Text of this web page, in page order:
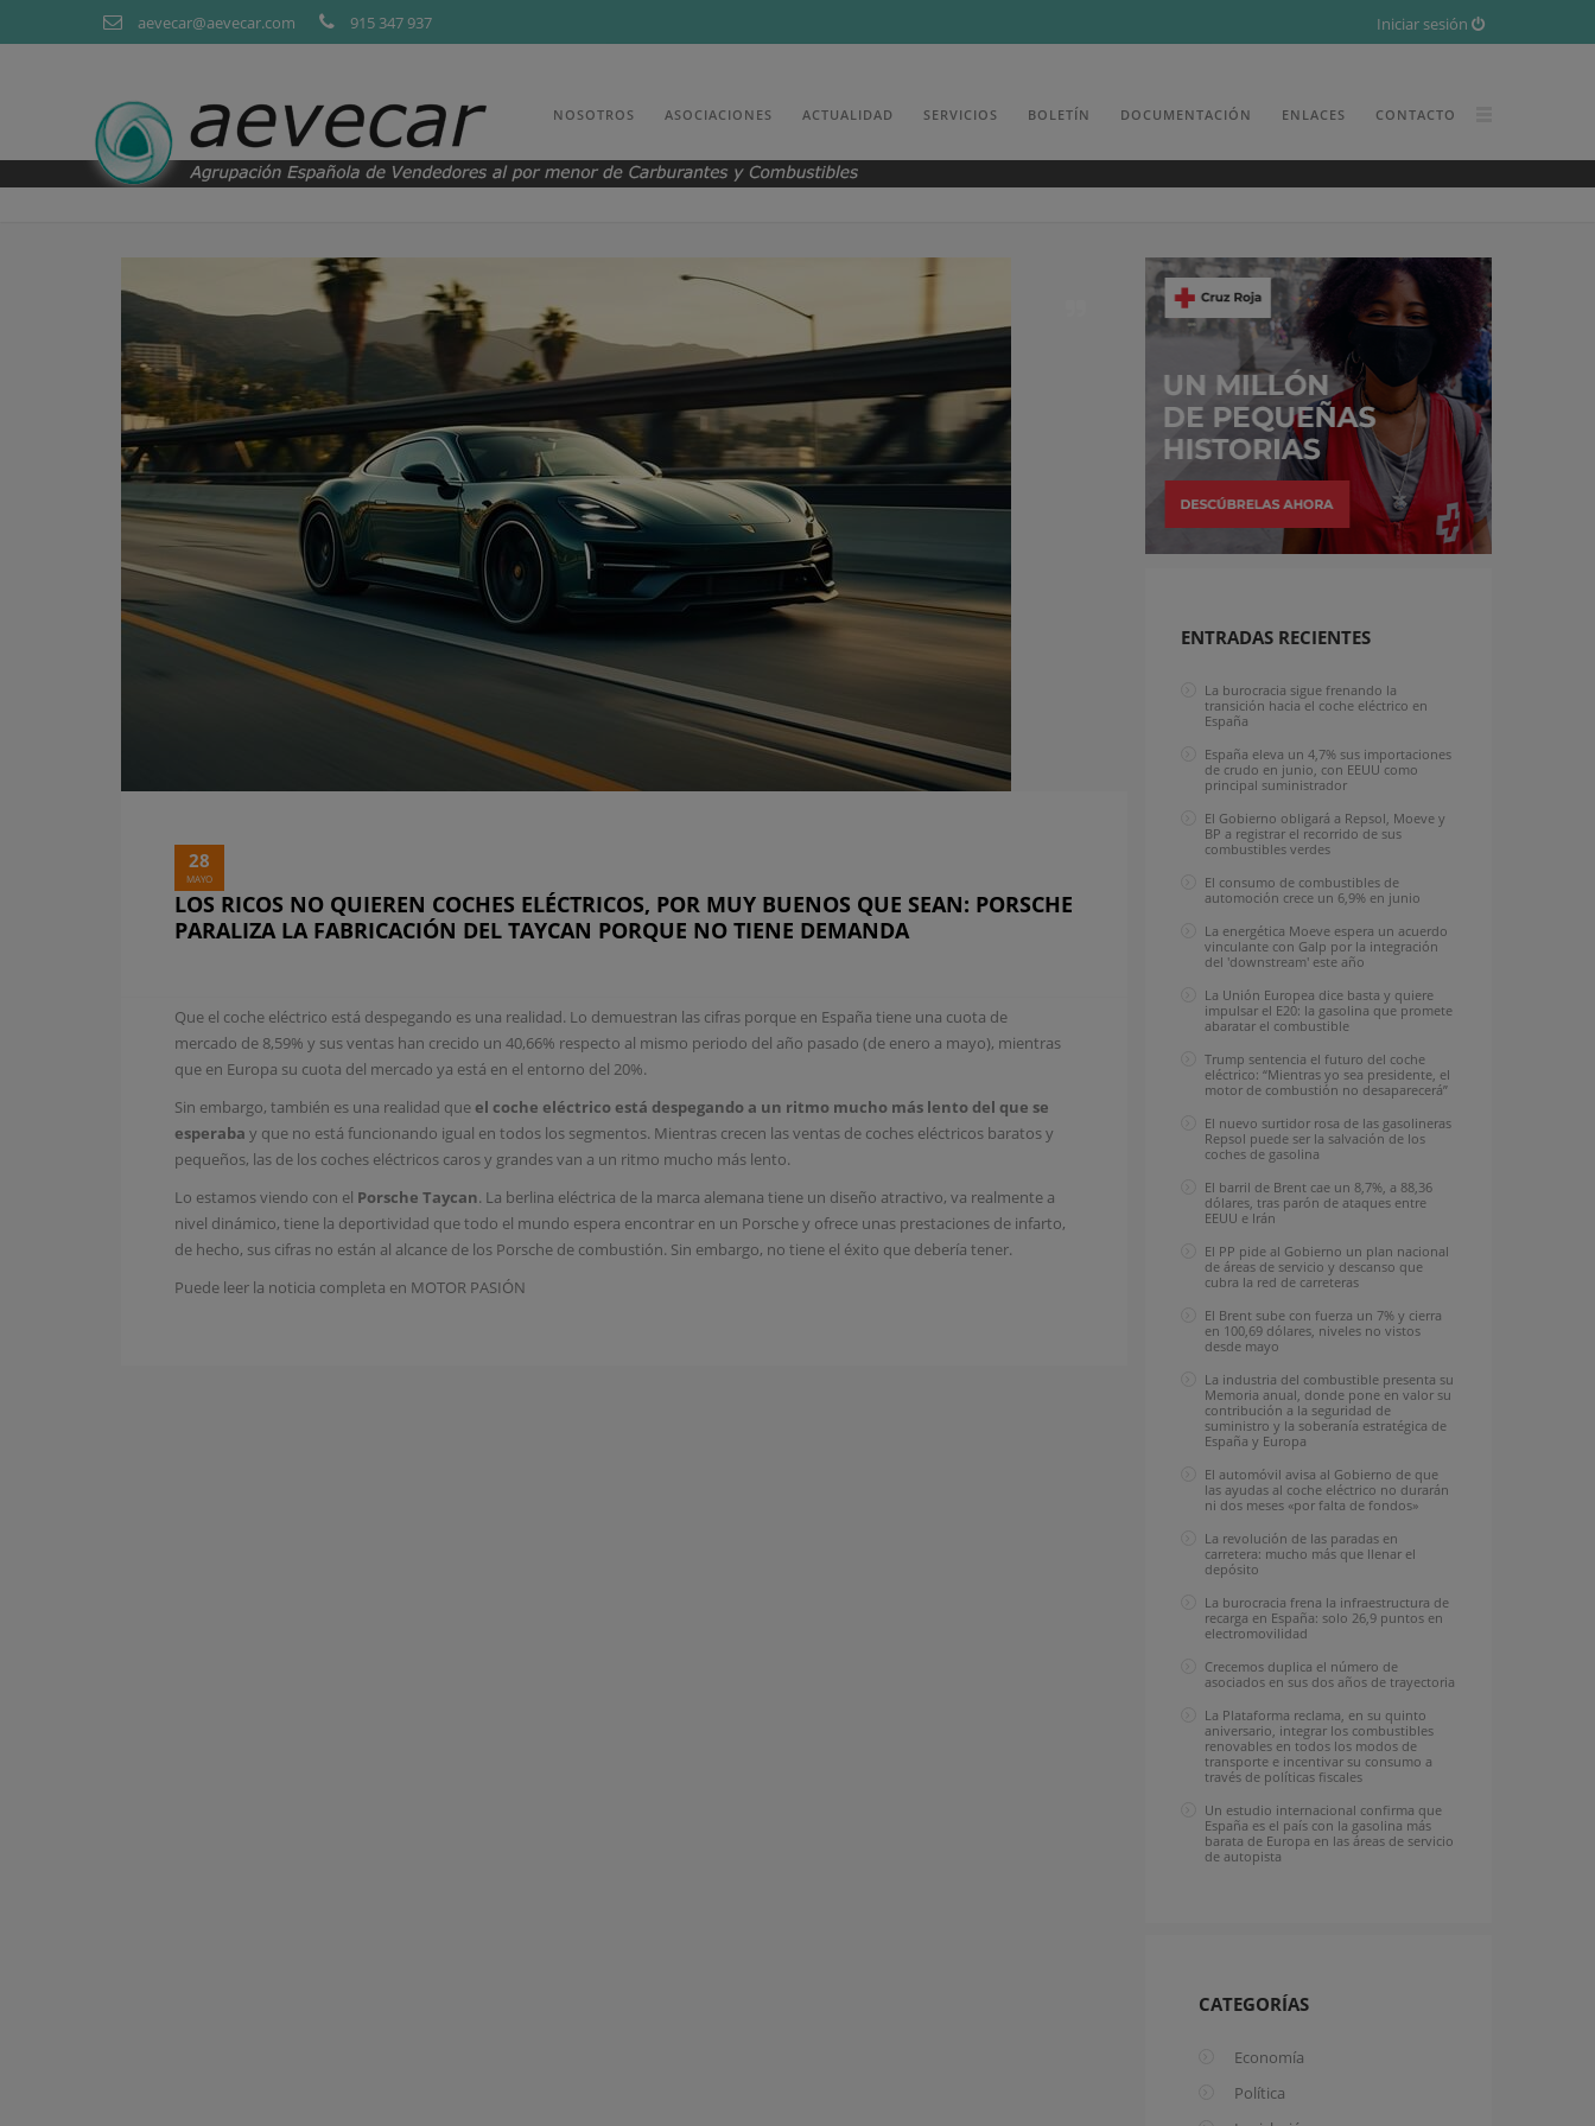
Pasar al contenido principalaevecar@aevecar.com 915 347 937 Iniciar sesión
NOSOTROS ASOCIACIONES ACTUALIDAD SERVICIOS BOLETÍN DOCUMENTACIÓN ENLACES CONTACTO
28
MAYO
LOS RICOS NO QUIEREN COCHES ELÉCTRICOS, POR MUY BUENOS QUE SEAN: PORSCHE
PARALIZA LA FABRICACIÓN DEL TAYCAN PORQUE NO TIENE DEMANDA
Que el coche eléctrico está despegando es una realidad. Lo demuestran las cifras porque en España tiene una cuota de
mercado de 8,59% y sus ventas han crecido un 40,66% respecto al mismo periodo del año pasado (de enero a mayo), mientras
que en Europa su cuota del mercado ya está en el entorno del 20%.
Sin embargo, también es una realidad que el coche eléctrico está despegando a un ritmo mucho más lento del que se
esperaba y que no está funcionando igual en todos los segmentos. Mientras crecen las ventas de coches eléctricos baratos y
pequeños, las de los coches eléctricos caros y grandes van a un ritmo mucho más lento.
Lo estamos viendo con el Porsche Taycan. La berlina eléctrica de la marca alemana tiene un diseño atractivo, va realmente a
nivel dinámico, tiene la deportividad que todo el mundo espera encontrar en un Porsche y ofrece unas prestaciones de infarto,
de hecho, sus cifras no están al alcance de los Porsche de combustión. Sin embargo, no tiene el éxito que debería tener.
Puede leer la noticia completa en MOTOR PASIÓN
ENTRADAS RECIENTES
La burocracia sigue frenando la
transición hacia el coche eléctrico en
España
España eleva un 4,7% sus importaciones
de crudo en junio, con EEUU como
principal suministrador
El Gobierno obligará a Repsol, Moeve y
BP a registrar el recorrido de sus
combustibles verdes
El consumo de combustibles de
automoción crece un 6,9% en junio
La energética Moeve espera un acuerdo
vinculante con Galp por la integración
del 'downstream' este año
La Unión Europea dice basta y quiere
impulsar el E20: la gasolina que promete
abaratar el combustible
Trump sentencia el futuro del coche
eléctrico: “Mientras yo sea presidente, el
motor de combustión no desaparecerá”
El nuevo surtidor rosa de las gasolineras
Repsol puede ser la salvación de los
coches de gasolina
El barril de Brent cae un 8,7%, a 88,36
dólares, tras parón de ataques entre
EEUU e Irán
El PP pide al Gobierno un plan nacional
de áreas de servicio y descanso que
cubra la red de carreteras
El Brent sube con fuerza un 7% y cierra
en 100,69 dólares, niveles no vistos
desde mayo
La industria del combustible presenta su
Memoria anual, donde pone en valor su
contribución a la seguridad de
suministro y la soberanía estratégica de
España y Europa
El automóvil avisa al Gobierno de que
las ayudas al coche eléctrico no durarán
ni dos meses «por falta de fondos»
La revolución de las paradas en
carretera: mucho más que llenar el
depósito
La burocracia frena la infraestructura de
recarga en España: solo 26,9 puntos en
electromovilidad
Crecemos duplica el número de
asociados en sus dos años de trayectoria
La Plataforma reclama, en su quinto
aniversario, integrar los combustibles
renovables en todos los modos de
transporte e incentivar su consumo a
través de políticas fiscales
Un estudio internacional confirma que
España es el país con la gasolina más
barata de Europa en las áreas de servicio
de autopista
CATEGORÍAS
Economía
Política